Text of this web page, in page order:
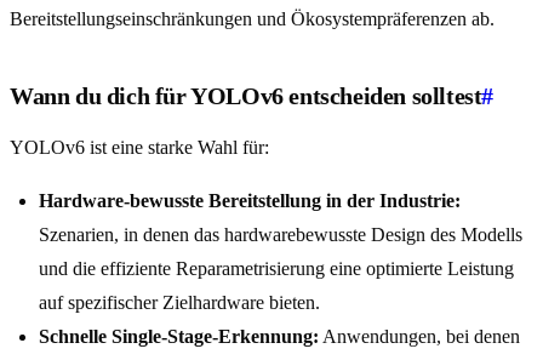
Bereitstellungseinschränkungen und Ökosystempräferenzen ab.
Wann du dich für YOLOv6 entscheiden solltest#
YOLOv6 ist eine starke Wahl für:
Hardware-bewusste Bereitstellung in der Industrie:
Szenarien, in denen das hardwarebewusste Design des Modells
und die effiziente Reparametrisierung eine optimierte Leistung
auf spezifischer Zielhardware bieten.
Schnelle Single-Stage-Erkennung: Anwendungen, bei denen